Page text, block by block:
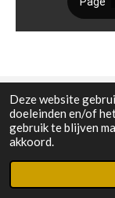
Deze website
doeleinden en/of
gebruik te blijven
akkoord.
© 2022 Stichting
KvK-nummer: